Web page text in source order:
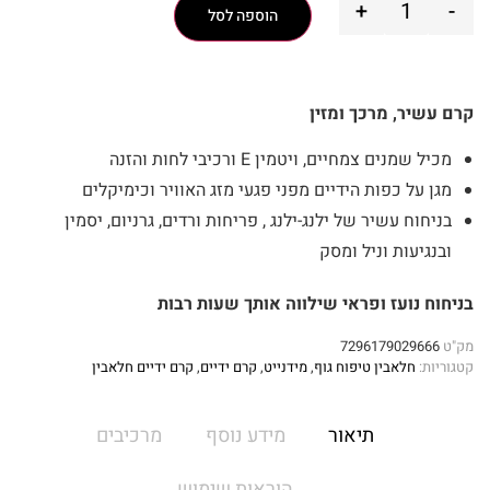
-
+ הוספה לסל
קרם עשיר, מרכך ומזין
מכיל שמנים צמחיים, ויטמין E ורכיבי לחות והזנה
מגן על כפות הידיים מפני פגעי מזג האוויר וכימיקלים
בניחוח עשיר של ילנג-ילנג , פריחות ורדים, גרניום, יסמין
ובנגיעות וניל ומסק
בניחוח נועז ופראי שילווה אותך שעות רבות
מק"ט 7296179029666
קטגוריות: חלאבין טיפוח גוף,מידנייט, קרם ידיים, קרם ידיים חלאבין
תיאור מידע נוסף
מרכיבים